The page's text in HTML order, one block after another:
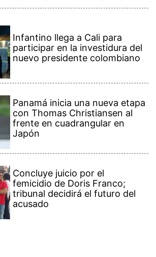
Infantino llega a Cali para
participar en la investidura del
nuevo presidente colombiano
Panamá inicia una nueva etapa
con Thomas Christiansen al
frente en cuadrangular en
Japón
Concluye juicio por el
femicidio de Doris Franco;
tribunal decidirá el futuro del
acusado